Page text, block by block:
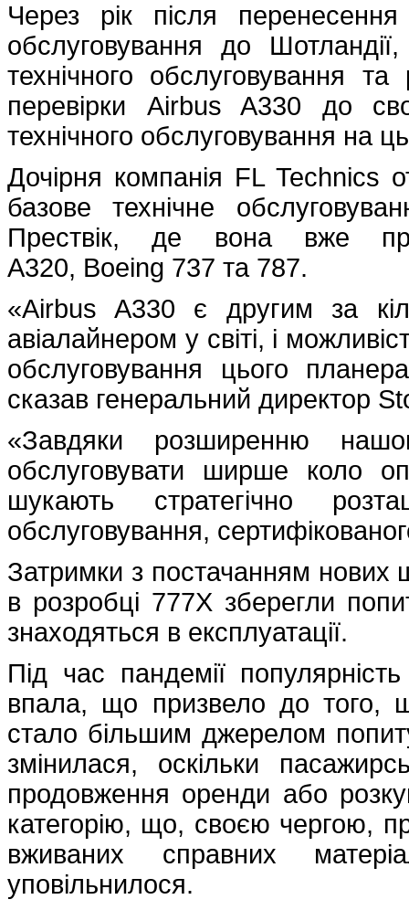
Через рік після перенесення
обслуговування до
технічного обслуговування
перевірки Airbus A330 до
технічного обслуговування на
Дочірня компанія FL Technics
базове технічне
Прествік, де вона вже
A320, Boeing 737 та 787.
«Airbus A330 є другим за
авіалайнером у світі, і
обслуговування цього
сказав генеральний директор
«Завдяки розширенню
обслуговувати ширше коло
шукають стратегічно
обслуговування,
Затримки з постачанням нових
в розробці 777X зберегли
знаходяться в експлуатації.
Під час пандемії
впала, що призвело до того,
стало більшим джерелом
змінилася, оскільки
продовження оренди або
категорію, що, своєю чергою,
вживаних справних
уповільнилося.